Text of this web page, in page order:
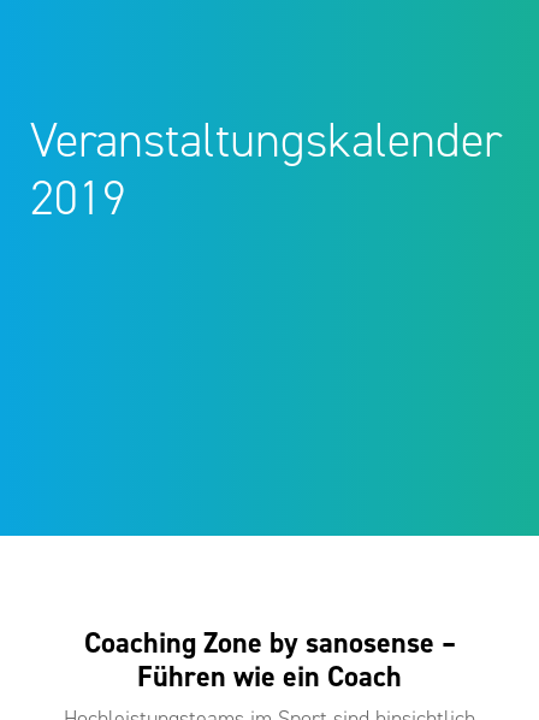
Veranstaltungskalender
2019
Coaching Zone by sanosense –
Führen wie ein Coach